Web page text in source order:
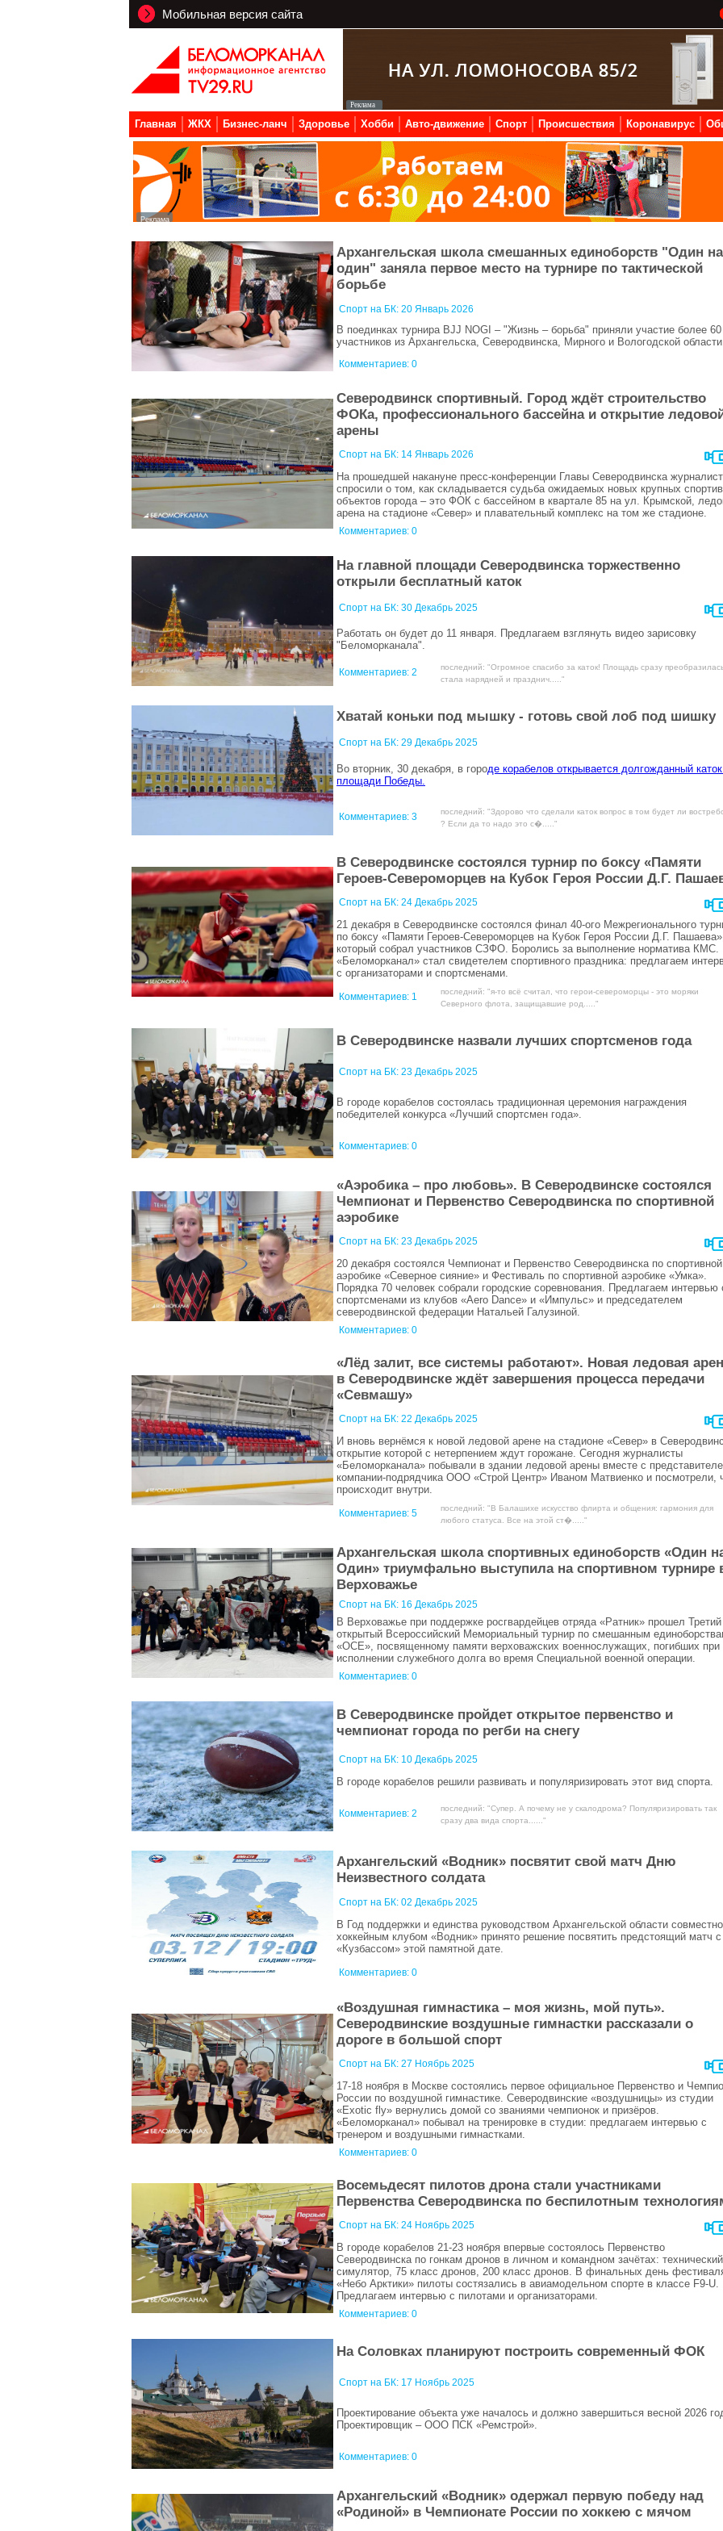
Мобильная версия сайта
Главная ЖКХ Бизнес-ланч Здоровье Хобби Авто-движение Спорт Происшествия Коронавирус
Архангельская школа смешанных единоборств "Один на
один" заняла первое место на турнире по тактической
борьбе
Спорт на БК: 20 Январь 2026
В поединках турнира BJJ NOGI – "Жизнь – борьба" приняли участие более 60
участников из Архангельска, Северодвинска, Мирного и Вологодской
Комментариев: 0
Северодвинск спортивный. Город ждёт строительство
ФОКа, профессионального бассейна и открытие
арены
Спорт на БК: 14 Январь 2026
На прошедшей накануне пресс-конференции Главы Северодвинска
спросили о том, как складывается судьба ожидаемых новых крупных
объектов города – это ФОК с бассейном в квартале 85 на ул. Крымской,
арена на стадионе «Север» и плавательный комплекс на том же стадионе.
Комментариев: 0
На главной площади Северодвинска торжественно
открыли бесплатный каток
Спорт на БК: 30 Декабрь 2025
Работать он будет до 11 января. Предлагаем взглянуть видео зарисовку
"Беломорканала".
Комментариев: 2
последний: "Огромное спасибо за каток! Площадь сразу
стала нарядней и празднич....."
Хватай коньки под мышку - готовь свой лоб под шишку
Спорт на БК: 29 Декабрь 2025
Во вторник, 30 декабря, в городе корабелов открывается долгожданный
площади Победы.
Комментариев: 3
последний: "Здорово что сделали каток вопрос в том будет ли
? Если да то надо это с�....."
В Северодвинске состоялся турнир по боксу «Памяти
Героев-Североморцев на Кубок Героя России Д.Г.
Спорт на БК: 24 Декабрь 2025
21 декабря в Северодвинске состоялся финал 40-ого Межрегионального
по боксу «Памяти Героев-Североморцев на Кубок Героя России Д.Г.
который собрал участников СЗФО. Боролись за выполнение норматива КМС.
«Беломорканал» стал свидетелем спортивного праздника: предлагаем
с организаторами и спортсменами.
Комментариев: 1
последний: "я-то всё считал, что герои-североморцы - это моряки
Северного флота, защищавшие род....."
В Северодвинске назвали лучших спортсменов года
Спорт на БК: 23 Декабрь 2025
В городе корабелов состоялась традиционная церемония награждения
победителей конкурса «Лучший спортсмен года».
Комментариев: 0
«Аэробика – про любовь». В Северодвинске состоялся
Чемпионат и Первенство Северодвинска по спортивной
аэробике
Спорт на БК: 23 Декабрь 2025
20 декабря состоялся Чемпионат и Первенство Северодвинска по спортивной
аэробике «Северное сияние» и Фестиваль по спортивной аэробике «Умка».
Порядка 70 человек собрали городские соревнования. Предлагаем интервью
спортсменами из клубов «Aero Dance» и «Импульс» и председателем
северодвинской федерации Натальей Галузиной.
Комментариев: 0
«Лёд залит, все системы работают». Новая ледовая
в Северодвинске ждёт завершения процесса передачи
«Севмашу»
Спорт на БК: 22 Декабрь 2025
И вновь вернёмся к новой ледовой арене на стадионе «Север» в
открытие которой с нетерпением ждут горожане. Сегодня журналисты
«Беломорканала» побывали в здании ледовой арены вместе с
компании-подрядчика ООО «Строй Центр» Иваном Матвиенко и посмотрели,
происходит внутри.
Комментариев: 5
последний: "В Балашихе искусство флирта и общения: гармония для
любого статуса. Все на этой ст�....."
Архангельская школа спортивных единоборств «Один
Один» триумфально выступила на спортивном турнире
Верховажье
Спорт на БК: 16 Декабрь 2025
В Верховажье при поддержке росгвардейцев отряда «Ратник» прошел Третий
открытый Всероссийский Мемориальный турнир по смешанным
«ОСЕ», посвященному памяти верховажских военнослужащих, погибших при
исполнении служебного долга во время Специальной военной операции.
Комментариев: 0
В Северодвинске пройдет открытое первенство и
чемпионат города по регби на снегу
Спорт на БК: 10 Декабрь 2025
В городе корабелов решили развивать и популяризировать этот вид спорта.
Комментариев: 2
последний: "Супер. А почему не у скалодрома? Популяризировать так
сразу два вида спорта......"
Архангельский «Водник» посвятит свой матч Дню
Неизвестного солдата
Спорт на БК: 02 Декабрь 2025
В Год поддержки и единства руководством Архангельской области
хоккейным клубом «Водник» принято решение посвятить предстоящий матч с
«Кузбассом» этой памятной дате.
Комментариев: 0
«Воздушная гимнастика – моя жизнь, мой путь».
Северодвинские воздушные гимнастки рассказали о
дороге в большой спорт
Спорт на БК: 27 Ноябрь 2025
17-18 ноября в Москве состоялись первое официальное Первенство и
России по воздушной гимнастике. Северодвинские «воздушницы» из студии
«Exotic fly» вернулись домой со званиями чемпионок и призёров.
«Беломорканал» побывал на тренировке в студии: предлагаем интервью с
тренером и воздушными гимнастками.
Комментариев: 0
Восемьдесят пилотов дрона стали участниками
Первенства Северодвинска по беспилотным
Спорт на БК: 24 Ноябрь 2025
В городе корабелов 21-23 ноября впервые состоялось Первенство
Северодвинска по гонкам дронов в личном и командном зачётах: технический
симулятор, 75 класс дронов, 200 класс дронов. В финальных день
«Небо Арктики» пилоты состязались в авиамодельном спорте в классе F9-U.
Предлагаем интервью с пилотами и организаторами.
Комментариев: 0
На Соловках планируют построить современный ФОК
Спорт на БК: 17 Ноябрь 2025
Проектирование объекта уже началось и должно завершиться весной 2026
Проектировщик – ООО ПСК «Ремстрой».
Комментариев: 0
Архангельский «Водник» одержал первую победу над
«Родиной» в Чемпионате России по хоккею с мячом